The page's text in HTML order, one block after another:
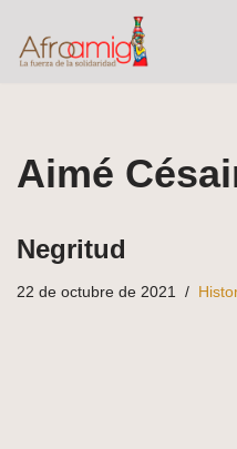
Saltar
Aimé
Negritud
22 de octubre de 2021